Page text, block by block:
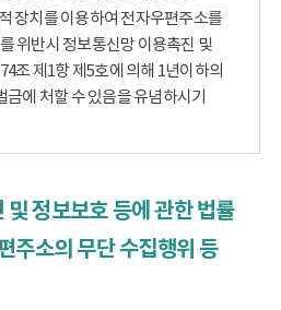
장치를 이용하여 전자우편주소를
위반시 정보통신망 이용촉진 및
조 제1항 제5호에 의해 1년이하의
금에 처할 수 있음을 유념하시기
정보보호 등에 관한 법률
주소의 무단 수집행위 등